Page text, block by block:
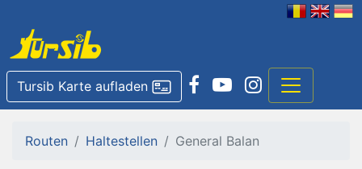
Tursib Karte aufladen
Routen Haltestellen General Balan